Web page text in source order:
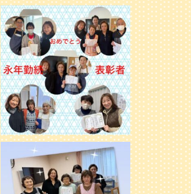
永年勤続の表彰者の写真を載せ忘れてい
たので追加します
今年もよろしくお願いします
41 1
先日、ミモレ北51条とミモレ篠路にて永
年勤続の表彰をしました。
33 1